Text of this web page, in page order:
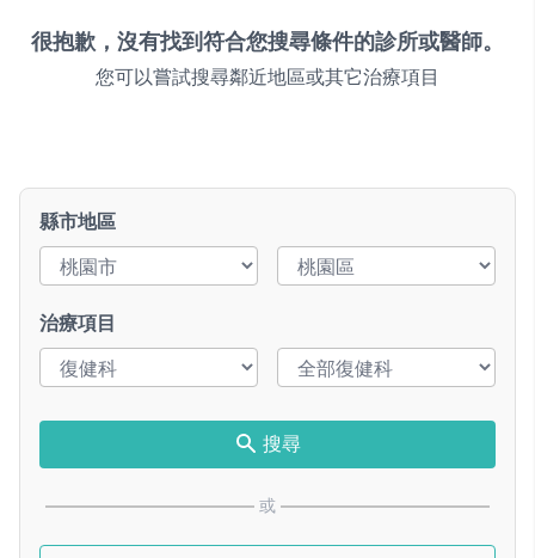
很抱歉，沒有找到符合您搜尋條件的診所或醫師。
您可以嘗試搜尋鄰近地區或其它治療項目
縣市地區
治療項目
搜尋
或